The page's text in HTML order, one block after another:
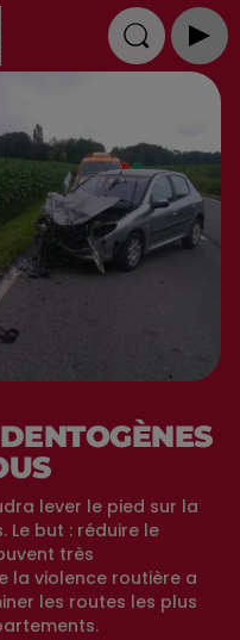
lever le pied sur la
but : réduire le
très
la violence routière a
les routes les plus